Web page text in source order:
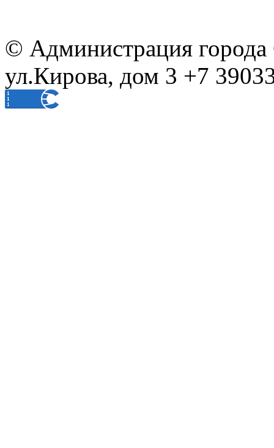
© Администрация города
ул.Кирова, дом 3 +7